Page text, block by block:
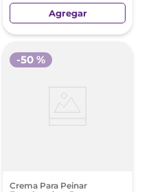
Agregar
Crema Para Peinar
-50 %